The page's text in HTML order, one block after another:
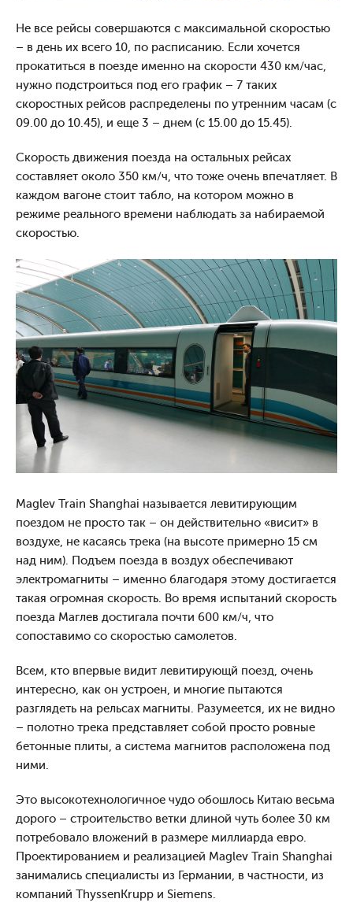
Не все рейсы совершаются с максимальной скоростью
– в день их всего 10, по расписанию. Если хочется
прокатиться в поезде именно на скорости 430 км/час,
нужно подстроиться под его график – 7 таких
скоростных рейсов распределены по утренним часам (с
09.00 до 10.45), и еще 3 – днем (с 15.00 до 15.45).
Скорость движения поезда на остальных рейсах
составляет около 350 км/ч, что тоже очень впечатляет. В
каждом вагоне стоит табло, на котором можно в
режиме реального времени наблюдать за набираемой
скоростью.
Maglev Train Shanghai называется левитирующим
поездом не просто так – он действительно «висит» в
воздухе, не касаясь трека (на высоте примерно 15 см
над ним). Подъем поезда в воздух обеспечивают
электромагниты – именно благодаря этому достигается
такая огромная скорость. Во время испытаний скорость
поезда Маглев достигала почти 600 км/ч, что
сопоставимо со скоростью самолетов.
Всем, кто впервые видит левитирующй поезд, очень
интересно, как он устроен, и многие пытаются
разглядеть на рельсах магниты. Разумеется, их не видно
– полотно трека представляет собой просто ровные
бетонные плиты, а система магнитов расположена под
ними.
Это высокотехнологичное чудо обошлось Китаю весьма
дорого – строительство ветки длиной чуть более 30 км
потребовало вложений в размере миллиарда евро.
Проектированием и реализацией Maglev Train Shanghai
занимались специалисты из Германии, в частности, из
компаний ThyssenKrupp и Siemens.